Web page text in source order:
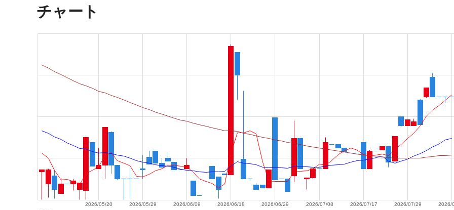
チャート
2026/
2026/07/29
2026/07/17
2026/07/08
2026/06/29
2026/06/18
2026/06/09
2026/05/29
2026/05/20